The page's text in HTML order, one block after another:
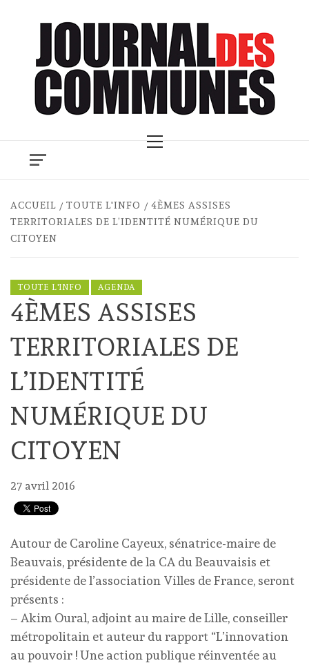
Menu
ACCUEIL TOUTE L'INFO
4ÈMES ASSISES
TERRITORIALES DE L’IDENTITÉ NUMÉRIQUE DU
CITOYEN
TOUTE L'INFO AGENDA
4ÈMES ASSISES
TERRITORIALES DE
L’IDENTITÉ
NUMÉRIQUE DU
CITOYEN
27 avril 2016
Autour de Caroline Cayeux, sénatrice-maire de
Beauvais, présidente de la CA du Beauvaisis et
présidente de l’association Villes de France, seront
présents :
– Akim Oural, adjoint au maire de Lille, conseiller
métropolitain et auteur du rapport “L’innovation
au pouvoir ! Une action publique réinventée au